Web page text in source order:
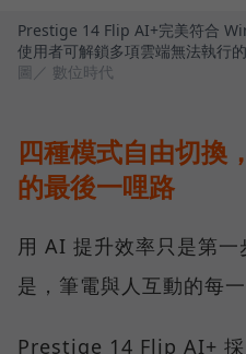
Prestige 14 Flip AI+完美符合
使用者可解鎖多項雲端無法執行
圖／ 數位時代
四種模式自由切換
的最後一哩路
用 AI 提升效率只是第
是，筆電與人互動的每一
Prestige 14 Flip AI+ 採